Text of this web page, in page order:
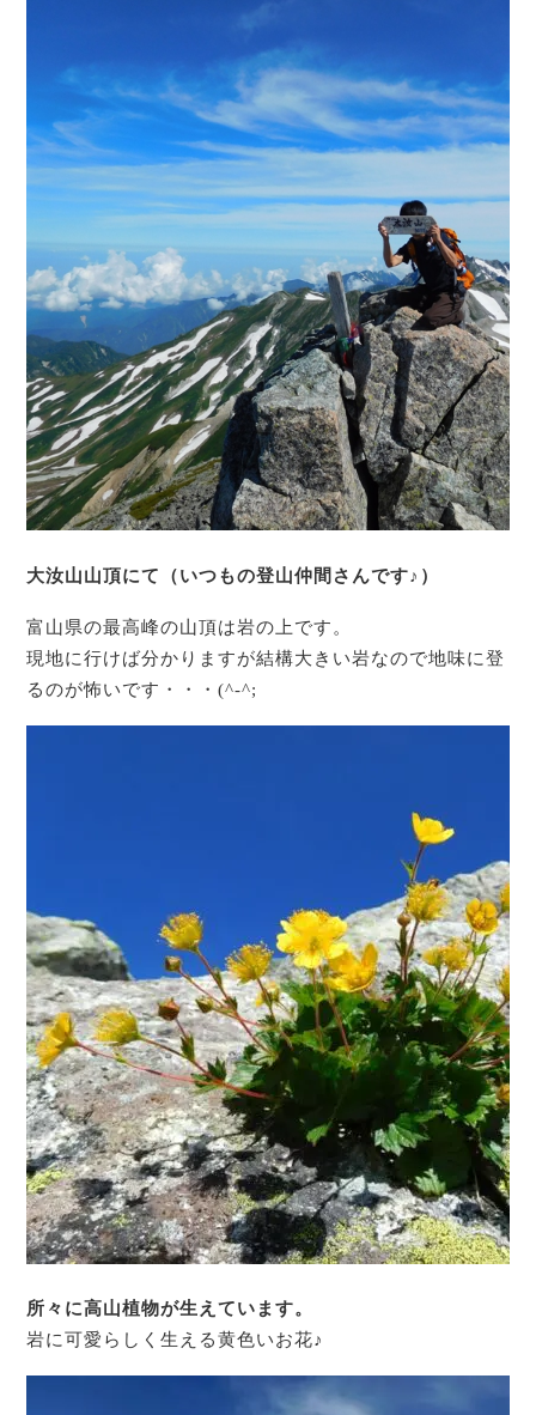
大汝山山頂にて（いつもの登山仲間さんです♪）
富山県の最高峰の山頂は岩の上です。
現地に行けば分かりますが結構大きい岩なので地味に登
るのが怖いです・・・(^-^;
所々に高山植物が生えています。
岩に可愛らしく生える黄色いお花♪